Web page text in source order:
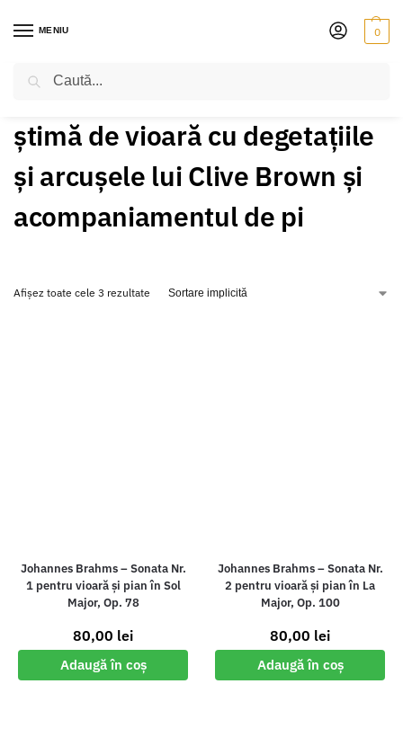
MENIU 0
știmă de vioară cu degetațiile
și arcușele lui Clive Brown și
acompaniamentul de pi
Afișez toate cele 3 rezultate
Johannes Brahms – Sonata Nr.
1 pentru vioară și pian în Sol
Major, Op. 78
80,00 lei
Adaugă în coș
Johannes Brahms – Sonata Nr.
2 pentru vioară și pian în La
Major, Op. 100
80,00 lei
Adaugă în coș